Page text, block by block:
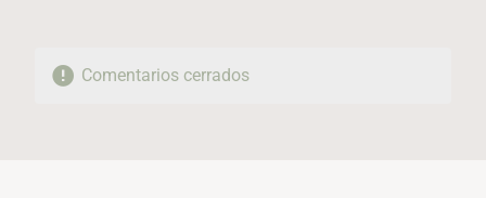
Comentarios cerrados